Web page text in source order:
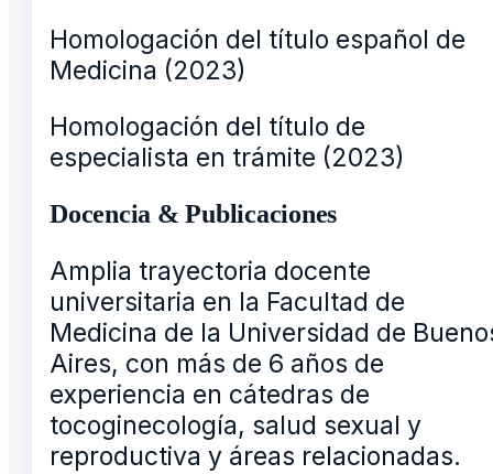
Homologación del título español de
Medicina (2023)
Homologación del título de
especialista en trámite (2023)
Docencia & Publicaciones
Amplia trayectoria docente
universitaria en la Facultad de
Medicina de la Universidad de
Aires, con más de 6 años de
experiencia en cátedras de
tocoginecología, salud sexual y
reproductiva y áreas relacionadas.